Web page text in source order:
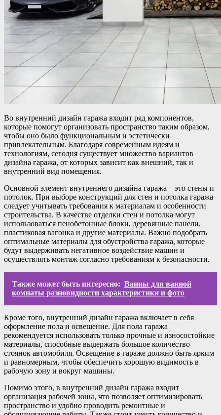
Во внутренний дизайн гаража входит ряд компонентов,
которые помогут организовать пространство таким образом,
чтобы оно было функциональным и эстетически
привлекательным. Благодаря современным идеям и
технологиям, сегодня существует множество вариантов
дизайна гаража, от которых зависит как внешний, так и
внутренний вид помещения.
Основной элемент внутреннего дизайна гаража – это стены и
потолок. При выборе конструкций для стен и потолка гаража
следует учитывать требования к материалам и особенности
строительства. В качестве отделки стен и потолка могут
использоваться пенобетонные блоки, деревянные панели,
пластиковая вагонка и другие материалы. Важно подобрать
оптимальные материалы для обустройства гаража, которые
будут выдерживать негативное воздействие машин и
осуществлять монтаж согласно требованиям к безопасности.
Также может быть интересно: Ванны для ванной
комнаты разновидности характеристики и фото
Кроме того, внутренний дизайн гаража включает в себя
оформление пола и освещение. Для пола гаража
рекомендуется использовать только прочные и износостойкие
материалы, способные выдержать большое количество
стоянок автомобиля. Освещение в гараже должно быть ярким
и равномерным, чтобы обеспечить хорошую видимость в
рабочую зону и вокруг машины.
Помимо этого, в внутренний дизайн гаража входит
организация рабочей зоны, что позволяет оптимизировать
пространство и удобно проводить ремонтные и